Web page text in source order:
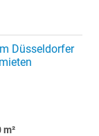
Düsseldorfer
m²